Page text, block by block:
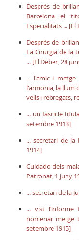
Després de
Barcelona el
Especialitats ...
Després de
La Cirurgia de la
... [El Deber, 28
... l'amic i metge
l'armonia, la llum
vells i rebregats,
... un fascicle
setembre 1913]
... secretari de la
1914]
Cuidado dels
Patronat, 1 juny
... secretari de la
... vist
nomenar metge
setembre 1915]